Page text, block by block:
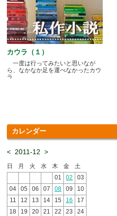
カウラ（１）
一度は行ってみたいと思いなが
ら、なかなか足を運べなかったカウ
ラ.....
カレンダー
< 2011-12 >
日 月 火 水 木 金
土
01
02
03
04
05 06 07 08 09
10
11
12 13 14 15 16
17
18
19 20 21 22 23
24